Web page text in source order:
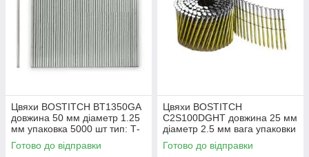
Цвяхи BOSTITCH BT1350GA
довжина 50 мм діаметр 1.25
мм упаковка 5000 шт тип: Т-
образні цвяхи для
цвяхозабивних пістолетів
Готово до відправки
Цвяхи BOSTITCH
C2S100DGHT довжина 25 мм
діаметр 2.5 мм вага упаковки
4.75 кг тип: "N" к-сть в
упаковці: 3600 шт
Готово до відправки